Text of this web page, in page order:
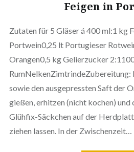
Feigen in
Zutaten für 5 Gläser á 400 ml:1 kg
Portwein0,25 lt Portugieser
Orangen0,5 kg Gelierzucker
RumNelkenZimtrindeZubereitung:
sowie den ausgepressten Saft der
gießen, erhitzen (nicht kochen) und
Glühfix-Säckchen auf der
ziehen lassen. In der Zwischenzeit…